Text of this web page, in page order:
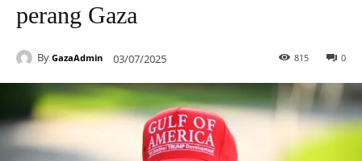
perang Gaza
By GazaAdmin 03/07/2025 0
815